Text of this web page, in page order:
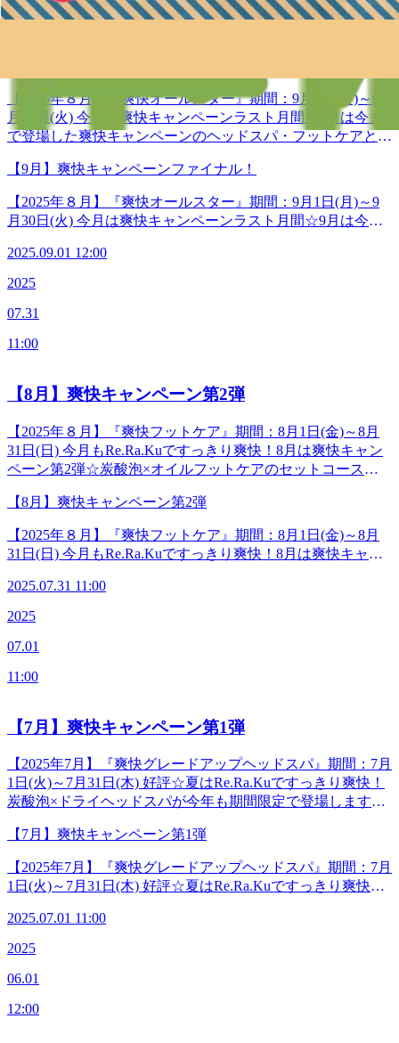
日祝 11:00-20:00（最終受付19:20）＜アクセス＞【東京メ
御茶ノ水、湯島、水道橋、後楽園、春日、上野からも便利で
す。◆―――――――◆―――――――◆
12:00
【2025年８月】『爽快オールスター』期間：9月1日(月)～9
月30日(火) 今月は爽快キャンペーンラスト月間☆9月は今ま
で登場した爽快キャンペーンのヘッドスパ・フットケアと、
トコースが登場します‪☆足が疲れている方、肩が疲れている
方、目が疲れている方…それぞれ、疲れている場所がありま
すよね。でもその疲れ、感じているその場所だけではないは
ず！重点的にほぐしたいところはしっかり長めに、少しずつ
でも全身をケアすることで今まで気付かなかった疲れを発見
をケアして季節の変わり目に備えてはいかがでしょうか。睡
身体をぜひゆっくりほぐしてみてくださいね♪《炭酸泡スプ
レー》※内ひとつをお選びください。★スイートドリーム～
ンの香り 《セットコース》‪‪☆ぱんだ100分コース≪組み合わ
快オイルフットケア：30分～※爽快ヘッドスパ：20分または
30分！たとえば足が疲れている方は…爽快オイルフットケア
50分+リラク系ボディケア30分+爽快ヘッドスパ20分！たと
えばデスクワークで疲れている方は…疎開オイルケア30分
+リラク系ボディケア40分+爽快ヘッドスパ30
分 ◆―――――――◆―――――――◆【マッサージより
も気持ちがいい！ 肩甲骨ストレッチ】Re.Ra.Ku 本郷三丁目
店＜電話番号＞03-3830-0160＜住所＞〒113-0033東京都文京
区本郷2-27-17＜営業時間＞平日 12:00-21:00（最終受付
【東京メトロ丸の内線「本郷三丁目駅」本郷通り方面出口徒
歩2分】【都営地下鉄大江戸線「本郷三丁目駅」2番出口徒歩
も便利です。◆―――――――◆―――――――◆
【9月】爽快キャンペーンファイナル！
【2025年８月】『爽快オールスター』期間：9月1日(月)～9
月30日(火) 今月は爽快キャンペーンラスト月間☆9月は今ま
ボディケアを100分内に組み合わせることができちゃうセッ
トコースが登場します‪☆足が疲れている方、肩が疲れている
すよね。でもその疲れ、感じているその場所だけではないは
でも全身をケアすることで今まで気付かなかった疲れを発見
をケアして季節の変わり目に備えてはいかがでしょうか。睡
眠のためにブレンドされた香りに癒されつつ、夏の終わりの
身体をぜひゆっくりほぐしてみてくださいね♪《炭酸泡スプ
レー》※内ひとつをお選びください。★スイートドリーム～
フローラルラベンダーの香り～★クリアビューティー～ハー
ンの香り 《セットコース》‪‪☆ぱんだ100分コース≪組み合わ
快オイルフットケア：30分～※爽快ヘッドスパ：20分または
30分！たとえば足が疲れている方は…爽快オイルフットケア
えばデスクワークで疲れている方は…疎開オイルケア30分
+リラク系ボディケア40分+爽快ヘッドスパ30
も気持ちがいい！ 肩甲骨ストレッチ】Re.Ra.Ku 本郷三丁目
店＜電話番号＞03-3830-0160＜住所＞〒113-0033東京都文京
区本郷2-27-17＜営業時間＞平日 12:00-21:00（最終受付
【東京メトロ丸の内線「本郷三丁目駅」本郷通り方面出口徒
3分】※御茶ノ水、湯島、水道橋、後楽園、春日、上野から
も便利です。◆―――――――◆―――――――◆
2025.09.01 12:00
2025
07.31
11:00
【8月】爽快キャンペーン第2弾
【2025年８月】『爽快フットケア』期間：8月1日(金)～8月
31日(日) 今月もRe.Ra.Kuですっきり爽快！8月は爽快キャン
ペーン第2弾‪☆炭酸泡×オイルフットケアのセットコースが
たあと、パチパチはじける高濃度炭酸をすねやふくらはぎ、
足裏にじゅわ～と染み込ませます。さっぱりとした炭酸で締
めることにより、足もとスッキリ‪☆軽やかな足どりになれち
ゃいます。また顔や腕よりも日焼けのケアを忘れがちな肌も
しっとり。蒸れがちな足指の間も爽やかになりますよ。やさ
い。《炭酸泡スプレー》※内ひとつをお選びください。★ス
ューティー～ハーバルベルガモットの香り～★グレープフル
ーツの香り《セットコース》‪‪☆オランウータン120分コース
分+リラク系ボディケア60分14,000円(税込)‪☆メガネザル70分
10,500円(税込) ◆―――――――◆―――――――◆【マッ
サージよりも気持ちがいい！ 肩甲骨ストレッチ】Re.Ra.Ku
本郷三丁目店＜電話番号＞03-3830-0160＜住所＞〒113-0033
東京都文京区本郷2-27-17＜営業時間＞平日 12:00-21:00（最
終受付20:20)土日祝 11:00-20:00（最終受付19:20）＜アクセ
ス＞【東京メトロ丸の内線「本郷三丁目駅」本郷通り方面出
口徒歩2分】【都営地下鉄大江戸線「本郷三丁目駅」2番出口
からも便利です。◆―――――――◆―――――――◆
【8月】爽快キャンペーン第2弾
【2025年８月】『爽快フットケア』期間：8月1日(金)～8月
31日(日) 今月もRe.Ra.Kuですっきり爽快！8月は爽快キャン
期間限定で登場します。オイルでじっくり疲れた足をほぐし
たあと、パチパチはじける高濃度炭酸をすねやふくらはぎ、
めることにより、足もとスッキリ‪☆軽やかな足どりになれち
しっとり。蒸れがちな足指の間も爽やかになりますよ。やさ
い。《炭酸泡スプレー》※内ひとつをお選びください。★ス
イートドリーム～フローラルラベンダーの香り～★クリアビ
ューティー～ハーバルベルガモットの香り～★グレープフル
ーツの香り《セットコース》‪‪☆オランウータン120分コース
爽快オイルフットケア40分+リラク系ボディケア60分16,000
分+リラク系ボディケア60分14,000円(税込)‪☆メガネザル70分
10,500円(税込) ◆―――――――◆―――――――◆【マッ
サージよりも気持ちがいい！ 肩甲骨ストレッチ】Re.Ra.Ku
東京都文京区本郷2-27-17＜営業時間＞平日 12:00-21:00（最
終受付20:20)土日祝 11:00-20:00（最終受付19:20）＜アクセ
口徒歩2分】【都営地下鉄大江戸線「本郷三丁目駅」2番出口
徒歩3分】※御茶ノ水、湯島、水道橋、後楽園、春日、上野
2025.07.31 11:00
2025
07.01
11:00
【7月】爽快キャンペーン第1弾
【2025年7月】『爽快グレードアップヘッドスパ』期間：7月
1日(火)～7月31日(木) 好評‪☆夏はRe.Ra.Kuですっきり爽快！
炭酸泡×ドライヘッドスパが今年も期間限定で登場します！
頭皮から首までゆるめます。また暑くて蒸れてしまった髪
や、照りつける太陽で傷んだ頭皮も保湿できちゃいますよ！
今年は新しい香りも登場。睡眠のためにブレンドされた香り
に包まれて、心地よいひとときをお過ごしください。《炭酸
泡スプレー》※内ひとつをお選びください。★スイートドリ
～ハーバルベルガモットの香り～★グレープフルーツの香り
90分+爽快グレードアップヘッドスパ30分16,000円(税込)‪☆ジ
ンベエ100分コースリラク系ボディケア70分+爽快グレード
【7月】爽快キャンペーン第1弾
【2025年7月】『爽快グレードアップヘッドスパ』期間：7月
1日(火)～7月31日(木) 好評‪☆夏はRe.Ra.Kuですっきり爽快！
パチパチはじける高濃度炭酸がじゅわ～と頭皮に染み渡り、
頭皮から首までゆるめます。また暑くて蒸れてしまった髪
今年は新しい香りも登場。睡眠のためにブレンドされた香り
泡スプレー》※内ひとつをお選びください。★スイートドリ
2025.07.01 11:00
2025
06.01
12:00